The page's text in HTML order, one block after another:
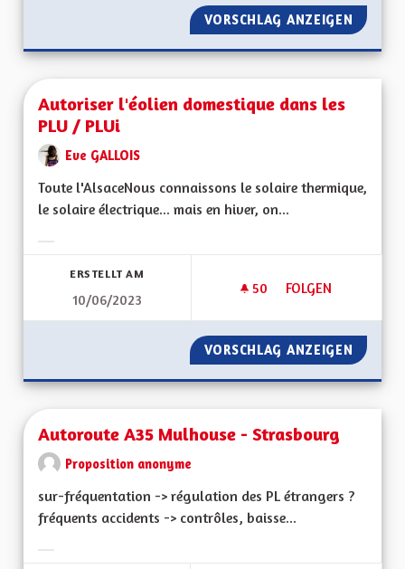
VORSCHLAG ANZEIGEN
Autoriser l'éolien domestique dans les
PLU / PLUi
Eve GALLOIS
Toute l'AlsaceNous connaissons le solaire thermique,
le solaire électrique... mais en hiver, on...
ERSTELLT AM
10/06/2023
50 50 FOLLOWER
FOLGEN
AUTORISER
VORSCHLAG ANZEIGEN
Autoroute A35 Mulhouse - Strasbourg
Proposition anonyme
sur-fréquentation -> régulation des PL étrangers ?
fréquents accidents -> contrôles, baisse...